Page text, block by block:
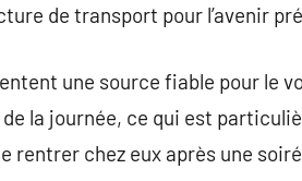
de transport pour l’avenir
une source fiable pour le
la journée, ce qui est
rentrer chez eux après une